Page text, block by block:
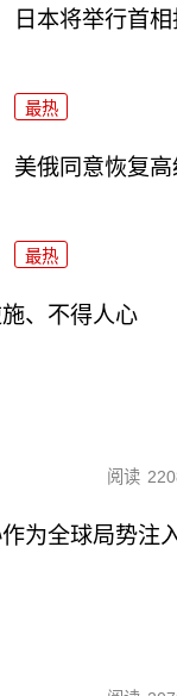
日本将举行首
最热
美俄同意恢复
最热
、不得人心
阅读
为全球局势注